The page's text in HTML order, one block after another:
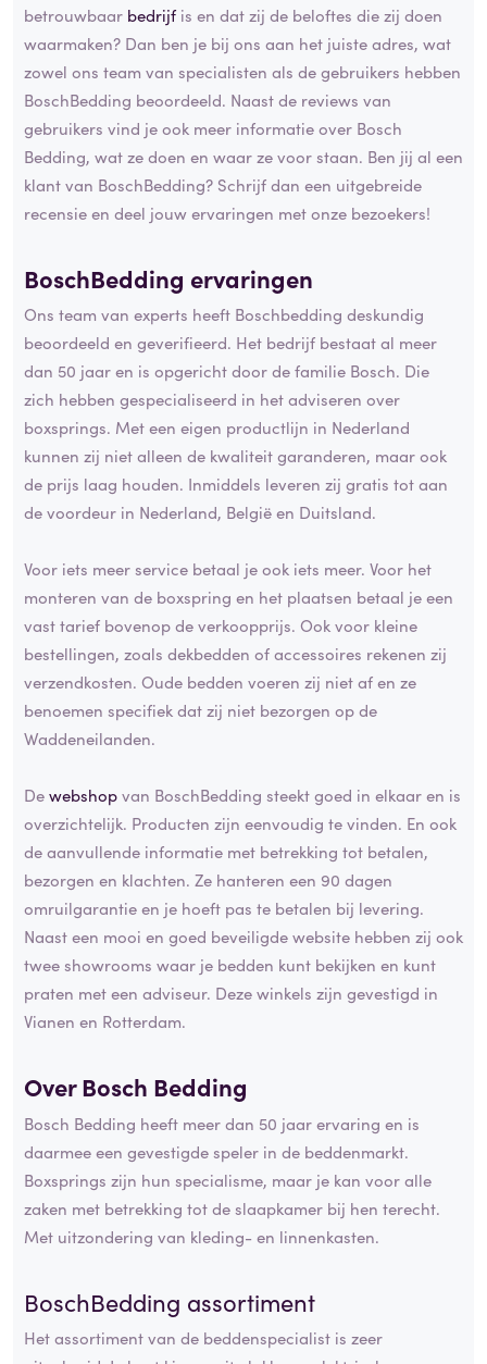
betrouwbaar bedrijf is en dat zij de beloftes die zij doen
waarmaken? Dan ben je bij ons aan het juiste adres, wat
zowel ons team van specialisten als de gebruikers hebben
BoschBedding beoordeeld. Naast de reviews van
gebruikers vind je ook meer informatie over Bosch
Bedding, wat ze doen en waar ze voor staan. Ben jij al een
klant van BoschBedding? Schrijf dan een uitgebreide
recensie en deel jouw ervaringen met onze bezoekers!
BoschBedding ervaringen
Ons team van experts heeft Boschbedding deskundig
beoordeeld en geverifieerd. Het bedrijf bestaat al meer
dan 50 jaar en is opgericht door de familie Bosch. Die
zich hebben gespecialiseerd in het adviseren over
boxsprings. Met een eigen productlijn in Nederland
kunnen zij niet alleen de kwaliteit garanderen, maar ook
de prijs laag houden. Inmiddels leveren zij gratis tot aan
de voordeur in Nederland, België en Duitsland.
Voor iets meer service betaal je ook iets meer. Voor het
monteren van de boxspring en het plaatsen betaal je een
vast tarief bovenop de verkoopprijs. Ook voor kleine
bestellingen, zoals dekbedden of accessoires rekenen zij
verzendkosten. Oude bedden voeren zij niet af en ze
benoemen specifiek dat zij niet bezorgen op de
Waddeneilanden.
Dewebshopvan BoschBedding steekt goed in elkaar en is
overzichtelijk. Producten zijn eenvoudig te vinden. En ook
de aanvullende informatie met betrekking tot betalen,
bezorgen en klachten. Ze hanteren een 90 dagen
omruilgarantie en je hoeft pas te betalen bij levering.
Naast een mooi en goed beveiligde website hebben zij ook
twee showrooms waar je bedden kunt bekijken en kunt
praten met een adviseur. Deze winkels zijn gevestigd in
Vianen en Rotterdam.
Over Bosch Bedding
Bosch Bedding heeft meer dan 50 jaar ervaring en is
daarmee een gevestigde speler in de beddenmarkt.
Boxsprings zijn hun specialisme, maar je kan voor alle
zaken met betrekking tot de slaapkamer bij hen terecht.
Met uitzondering van kleding- en linnenkasten.
BoschBedding assortiment
Het assortiment van de beddenspecialist is zeer